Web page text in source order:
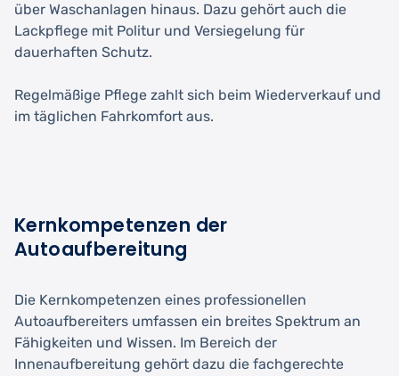
über Waschanlagen hinaus. Dazu gehört auch die
Lackpflege mit Politur und Versiegelung für
dauerhaften Schutz.
Regelmäßige Pflege zahlt sich beim Wiederverkauf und
im täglichen Fahrkomfort aus.
Kernkompetenzen der
Autoaufbereitung
Die Kernkompetenzen eines professionellen
Autoaufbereiters umfassen ein breites Spektrum an
Fähigkeiten und Wissen. Im Bereich der
Innenaufbereitung gehört dazu die fachgerechte